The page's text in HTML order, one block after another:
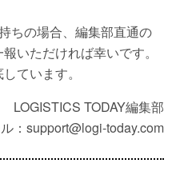
ちの場合、編集部直通の
いただければ幸いです。
ています。
LOGISTICS TODAY編集部
：support@logi-today.com